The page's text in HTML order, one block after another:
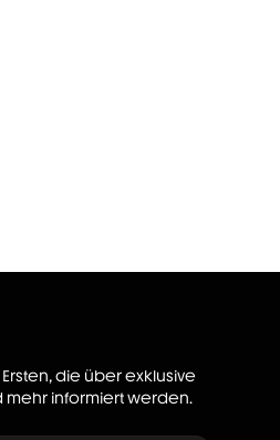
die über exklusive
mehr informiert werden.